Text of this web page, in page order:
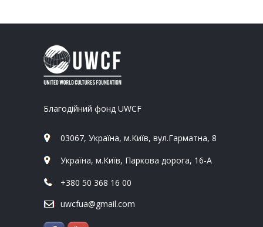
Благодійний фонд UWCF
03067, Україна, м.Київ, вул.Гарматна, 8
Україна, м.Київ, Паркова дорога, 16-А
+380 50 368 16 00
uwcfua@gmail.com